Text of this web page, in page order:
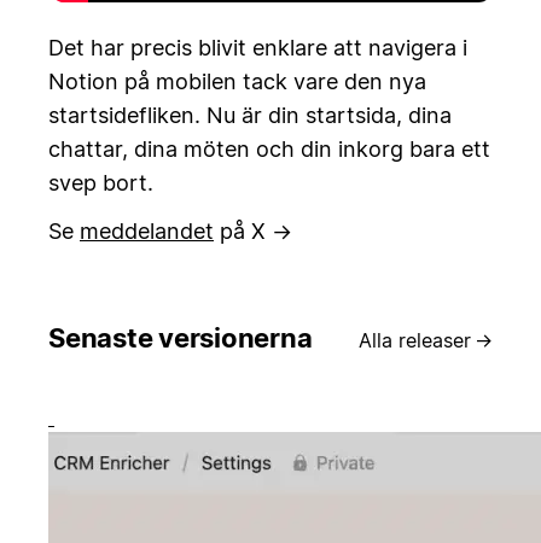
Det har precis blivit enklare att navigera i
Notion på mobilen tack vare den nya
startsidefliken. Nu är din startsida, dina
chattar, dina möten och din inkorg bara ett
svep bort.
Se meddelandet på X →
Senaste versionerna Alla releaser →